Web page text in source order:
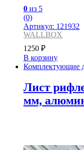
0 из 5
(0)
Артикул: 121932
WALLBOX
1250 ₽
В корзину
Комплектующие
Лист
мм,